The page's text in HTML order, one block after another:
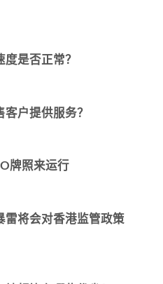
是否正常？
户提供服务？
牌照来运行
雷将会对香港监管政策